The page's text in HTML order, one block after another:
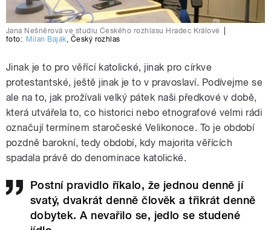
Jana Nešněrová ve studiu Českého rozhlasu Hradec Králové
foto: Milan Baják, Český rozhlas
Jinak je to pro věřící katolické, jinak pro církve
protestantské, ještě jinak je to v pravoslaví. Podívejme se
ale na to, jak prožívali velký pátek naši předkové v době,
která utvářela to, co historici nebo etnografové velmi rádi
označují termínem staročeské Velikonoce. To je období
pozdně barokní, tedy období, kdy majorita věřících
spadala právě do denominace katolické.
Postní pravidlo říkalo, že jednou denně jí
svatý, dvakrát denně člověk a třikrát denně
dobytek. A nevařilo se, jedlo se studené